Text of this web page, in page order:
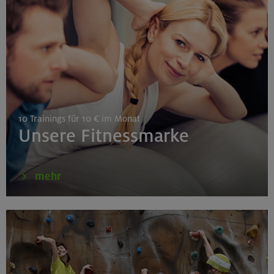
Gilching
26.08.26
Schnupperkletterkurs indoor
München
27./28.08.26
Grundkurs Klettern indoor
Gilching
30.08./06./13.09.26
10 Trainings für 10 € im Monat
Unsere Fitnessmarke
mehr